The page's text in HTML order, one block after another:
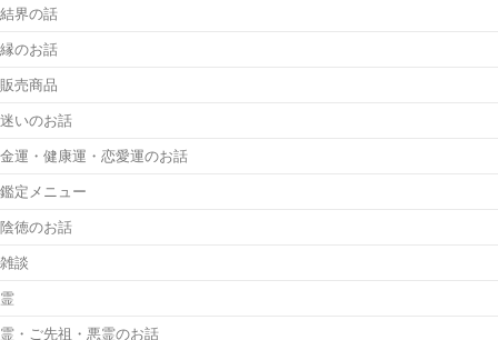
結界の話
縁のお話
販売商品
迷いのお話
金運・健康運・恋愛運のお話
鑑定メニュー
陰徳のお話
雑談
霊
霊・ご先祖・悪霊のお話